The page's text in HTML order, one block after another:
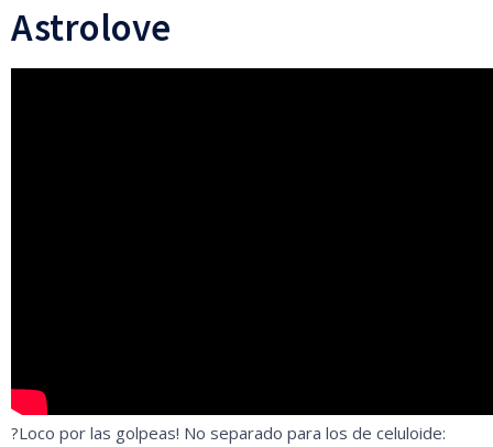
Astrolove
?Loco por las golpeas! No separado para los de celuloide: